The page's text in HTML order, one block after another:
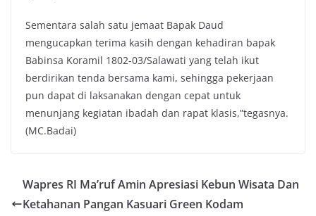
Sementara salah satu jemaat Bapak Daud
mengucapkan terima kasih dengan kehadiran bapak
Babinsa Koramil 1802-03/Salawati yang telah ikut
berdirikan tenda bersama kami, sehingga pekerjaan
pun dapat di laksanakan dengan cepat untuk
menunjang kegiatan ibadah dan rapat klasis,”tegasnya.
(MC.Badai)
Wapres RI Ma’ruf Amin Apresiasi Kebun Wisata Dan
Ketahanan Pangan Kasuari Green Kodam